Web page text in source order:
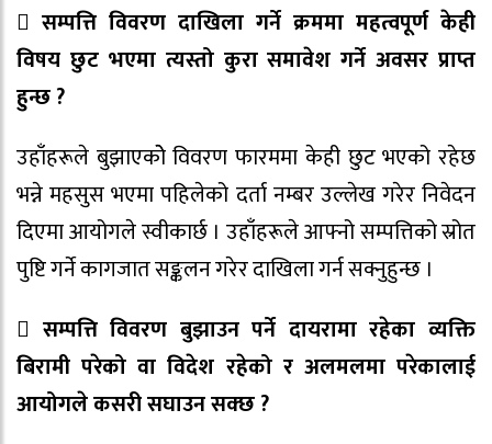
 सम्पत्ति विवरण दाखिला गर्ने क्रममा महत्वपूर्ण केही
विषय छुट भएमा त्यस्तो कुरा समावेश गर्ने अवसर प्राप्त
हुन्छ ?
उहाँहरूले बुझाएकोे विवरण फारममा केही छुट भएको रहेछ
भन्ने महसुस भएमा पहिलेको दर्ता नम्बर उल्लेख गरेर निवेदन
दिएमा आयोगले स्वीकार्छ । उहाँहरूले आफ्नो सम्पत्तिको स्रोत
पुष्टि गर्ने कागजात सङ्कलन गरेर दाखिला गर्न सक्नुहुन्छ ।
 सम्पत्ति विवरण बुझाउन पर्ने दायरामा रहेका व्यक्ति
बिरामी परेको वा विदेश रहेको र अलमलमा परेकालाई
आयोगले कसरी सघाउन सक्छ ?